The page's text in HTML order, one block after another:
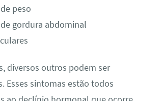
peso
gordura abdominal
diversos outros podem ser
Esses sintomas estão todos